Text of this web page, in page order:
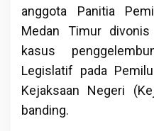
anggota Panitia
Medan Timur
kasus
Legislatif pada
Kejaksaan Negeri
banding.